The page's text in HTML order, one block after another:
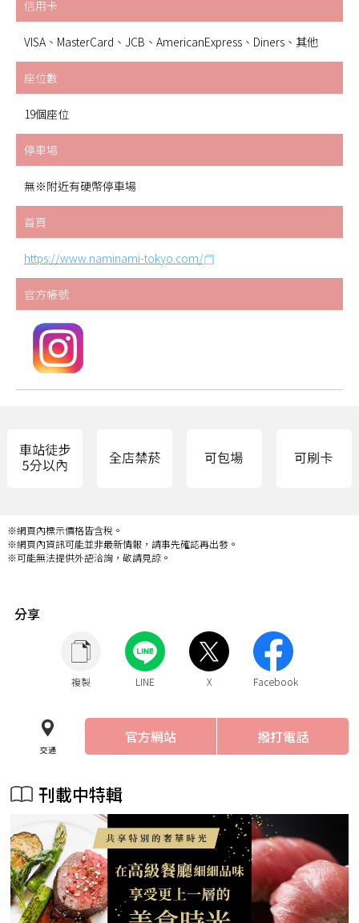
信用卡
VISA、MasterCard、JCB、AmericanExpress、Diners、其他
座位數
19個座位
停車場
無※附近有硬幣停車場
首頁
https://www.naminami-tokyo.com/
官方帳號
※網頁內標示價格皆含稅。
※網頁內資訊可能並非最新情報，請事先確認再出發。
※可能無法提供外語洽詢，敬請見諒。
分享
複製 LINE X Facebook
交通
官方網站 撥打電話
刊載中特輯